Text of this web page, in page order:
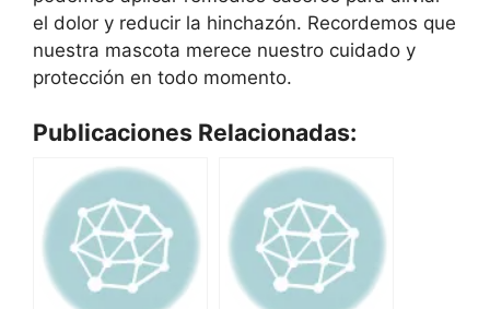
el dolor y reducir la hinchazón. Recordemos que
nuestra mascota merece nuestro cuidado y
protección en todo momento.
Publicaciones Relacionadas: